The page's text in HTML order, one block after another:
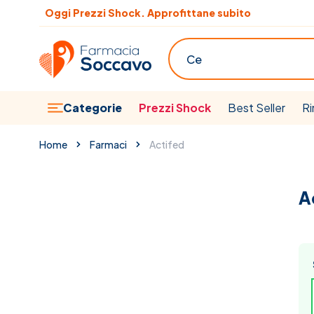
Salta al contenuto
Oggi Prezzi Shock. Approfittane subito
Categorie Prezzi Shock Best Seller
Cerca
Home Farmaci Actifed